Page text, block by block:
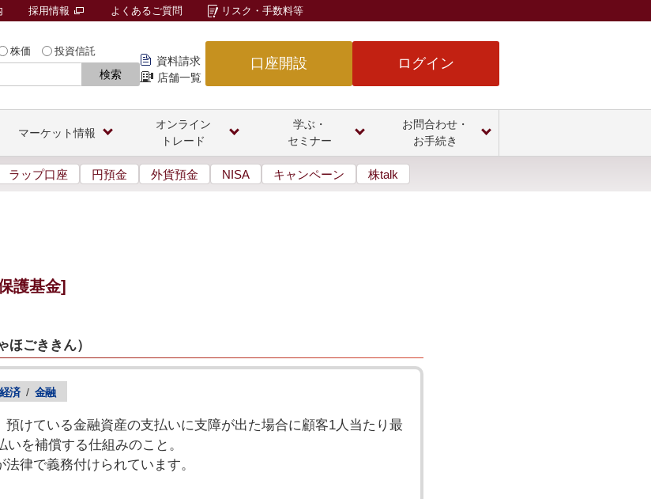
株価 投資信託
検索
資料請求
店舗一覧
口座開設 ログイン
採用情報 よくあるご質問 リスク・手数料等
マーケット情報
オンライン
トレード
学ぶ・
セミナー
お問合わせ・
お手続き
ラップ口座 円預金 外貨預金 NISA キャンペーン 株talk
護基金]
ほごききん）
経済 / 金融
けている金融資産の支払いに支障が出た場合に顧客1人当たり最
を補償する仕組みのこと。
律で義務付けられています。